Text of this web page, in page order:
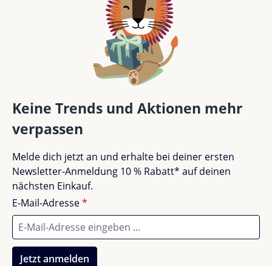
Teile deine Erfahrungen mit anderen Kunden.
Bewertung schreiben
Keine Bewertungen gefunden. Teile deine
Erfahrungen mit anderen.
Keine Trends und Aktionen mehr
verpassen
Melde dich jetzt an und erhalte bei deiner ersten
Newsletter-Anmeldung 10 % Rabatt* auf deinen
nächsten Einkauf.
E-Mail-Adresse*
Jetzt anmelden